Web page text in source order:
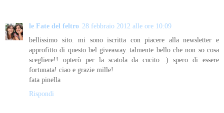
le Fate del feltro 28 febbraio 2012 alle ore 10:09
bellissimo sito. mi sono iscritta con piacere alla newsletter e
approfitto di questo bel giveaway..talmente bello che non so cosa
scegliere!! opterò per la scatola da cucito :) spero di essere
fortunata! ciao e grazie mille!
fata pinella
Rispondi